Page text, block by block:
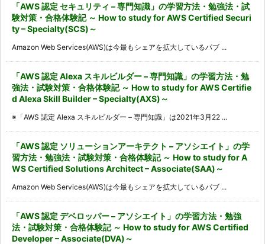
「AWS 認定 セキュリティ – 専門知識」の学習方法・勉強法・試
験対策・合格体験記 ～ How to study for AWS Certified Securi
ty – Specialty(SCS)～
Amazon Web Services(AWS)は今最もシェアを拡大しているパブ ...
「AWS 認定 Alexa スキルビルダー – 専門知識」の学習方法・勉
強法・試験対策・合格体験記 ～ How to study for AWS Certifie
d Alexa Skill Builder – Specialty(AXS)～
※「AWS 認定 Alexa スキルビルダー – 専門知識」は2021年3月22 ...
「AWS 認定 ソリューションアーキテクト – アソシエイト」の学
習方法・勉強法・試験対策・合格体験記 ～ How to study for A
WS Certified Solutions Architect – Associate(SAA)～
Amazon Web Services(AWS)は今最もシェアを拡大しているパブ ...
「AWS 認定 デベロッパー – アソシエイト」の学習方法・勉強
法・試験対策・合格体験記 ～ How to study for AWS Certified
Developer – Associate(DVA)～